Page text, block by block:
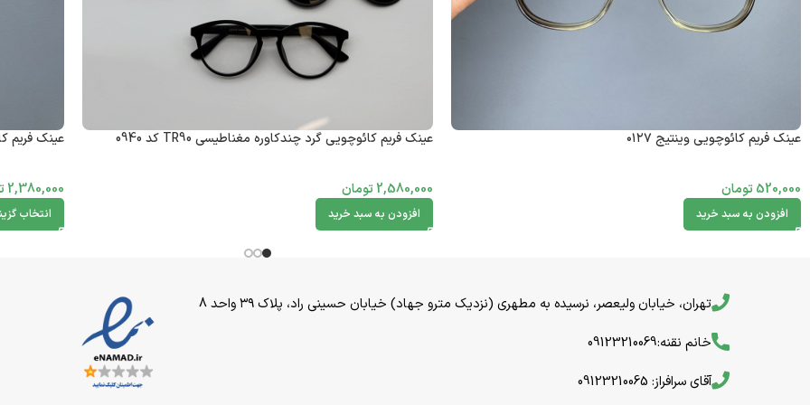
عینک فریم کائوچویی وینتیج ۰۱۲۷
520,000تومان
افزودن به سبد خرید
عینک فریم کائوچویی گرد چندکاوره مغناطیسی TR90 کد 0940
2,580,000 تومان
افزودن به سبد خرید
عینک فریم
2,380,000
انتخاب
تهران، خیابان ولیعصر، نرسیده به مطهری (نزدیک مترو جهاد) خیابان حسینی راد، پلاک ۳۹ واحد 8
خانم نقنه:09123210069
آقای سرافراز: 09123210065